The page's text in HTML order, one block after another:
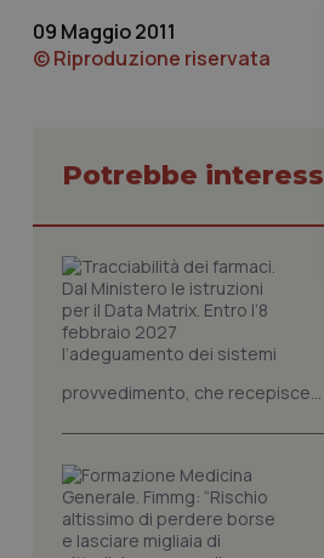
09 Maggio 2011
© Riproduzione riservata
Potrebbe
provvedimento, che recepisce...